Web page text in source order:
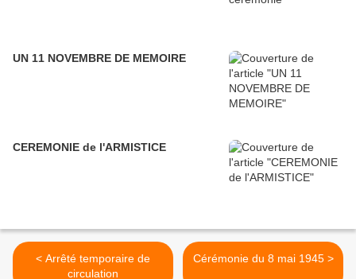
UN 11 NOVEMBRE DE MEMOIRE
CEREMONIE de l'ARMISTICE
< Arrêté temporaire de
circulation
Cérémonie du 8 mai 1945 >